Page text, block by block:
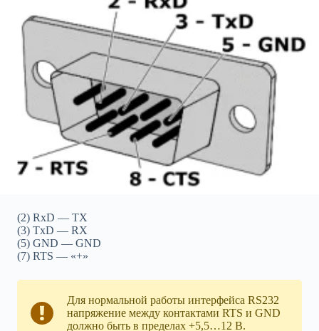
(2) RxD — TX
(3) TxD — RX
(5) GND — GND
(7) RTS — «+»
Для нормальной работы интерфейса RS232
напряжение между контактами RTS и GND
должно быть в пределах +5,5…12 В.